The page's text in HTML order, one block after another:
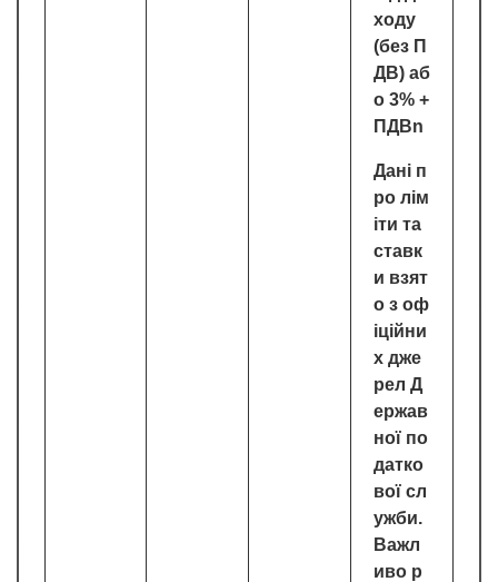
ходу
(без П
ДВ) аб
о 3% +
ПДВn
Дані п
ро лім
іти та
ставк
и взят
о з оф
іційни
х дже
рел Д
ержав
ної по
датко
вої сл
ужби.
Важл
иво р